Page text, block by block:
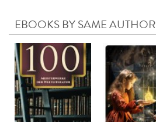
EBOOKS BY SAME AUTHOR